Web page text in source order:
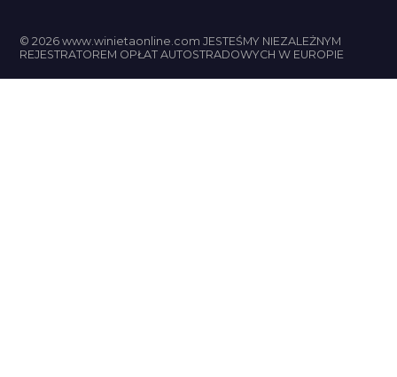
© 2026 www.winietaonline.com JESTEŚMY NIEZALEŻNYM
REJESTRATOREM OPŁAT AUTOSTRADOWYCH W EUROPIE